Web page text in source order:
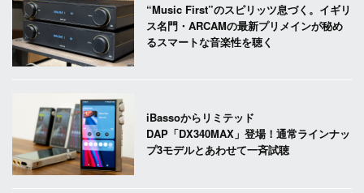
“Music First”のスピリッツ息づく。イギリ
ス名門・ARCAMの最新プリメインが秘め
るスマートな音楽性を聴く
iBassoからリミテッド
DAP「DX340MAX」登場！通常ラインナッ
プ3モデルとあわせて一斉試聴